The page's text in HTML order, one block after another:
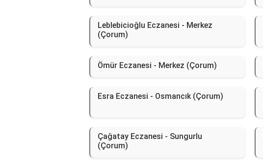
Leblebicioğlu Eczanesi - Merkez
(Çorum)
Ömür Eczanesi - Merkez (Çorum)
Esra Eczanesi - Osmancık (Çorum)
Çağatay Eczanesi - Sungurlu
(Çorum)